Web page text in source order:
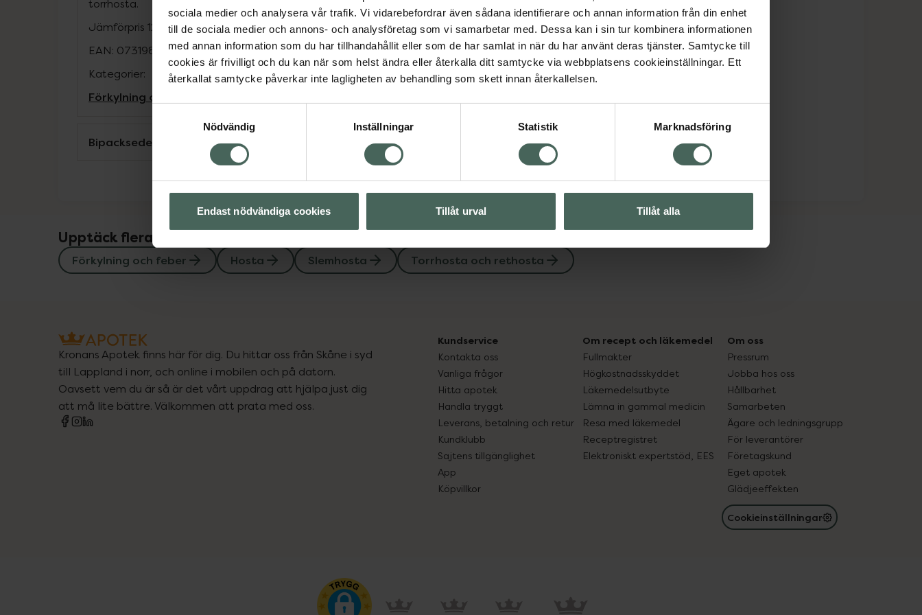
sociala medier och analysera vår trafik. Vi vidarebefordrar även sådana identifierare och annan information från din enhet
till de sociala medier och annons- och analysföretag som vi samarbetar med. Dessa kan i sin tur kombinera informationen
med annan information som du har tillhandahållit eller som de har samlat in när du har använt deras tjänster. Samtycke till
cookies är frivilligt och du kan när som helst ändra eller återkalla ditt samtycke via webbplatsens cookieinställningar. Ett
återkallat samtycke påverkar inte lagligheten av behandling som skett innan återkallelsen.
Nödvändig
Inställningar Statistik Marknadsföring
Endast nödvändiga cookies Tillåt urval Tillåt alla
torrhosta.
Jämförpris 1241,67 kr /l
EAN: 07319861015171
Kategorier:
Förkylning och feber
Bipacksedel från FASS
Upptäck flera produkter inom
Förkylning och feber Hosta Slemhosta Torrhosta och rethosta
Kronans Apotek finns här för dig. Du hittar oss från Skåne i syd
till Lappland i norr, och online i mobilen och på datorn.
Oavsett vem du är så är det vårt uppdrag att hjälpa just dig
att må lite bättre. Välkommen att prata med oss.
Kundservice
Kontakta oss
Vanliga frågor
Hitta apotek
Handla tryggt
Leverans, betalning och retur
Kundklubb
Sajtens tillgänglighet
App
Köpvillkor
Om recept och läkemedel
Fullmakter
Högkostnadsskyddet
Läkemedelsutbyte
Lämna in gammal medicin
Resa med läkemedel
Receptregistret
Elektroniskt expertstöd, EES
Om oss
Pressrum
Jobba hos oss
Hållbarhet
Samarbeten
Ägare och ledningsgrupp
För leverantörer
Företagskund
Eget apotek
Glädjeeffekten
Cookieinställningar